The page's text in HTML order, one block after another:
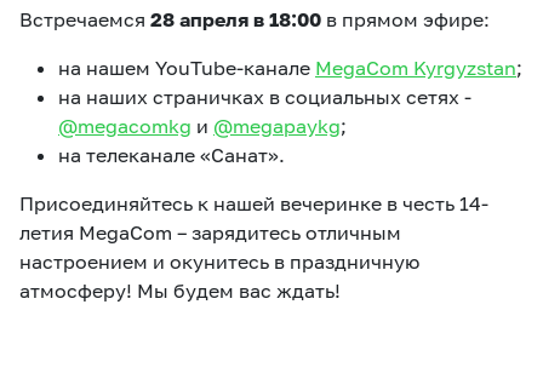
Встречаемся 28 апреля в 18:00 в прямом эфире:
на нашем YouTube-канале MegaCom Kyrgyzstan;
на наших страничках в социальных сетях -
@megacomkg и @megapaykg;
на телеканале «Санат».
Присоединяйтесь к нашей вечеринке в честь 14-
летия MegaCom – зарядитесь отличным
настроением и окунитесь в праздничную
атмосферу! Мы будем вас ждать!